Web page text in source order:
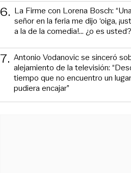
6. La Firme con Lorena Bosch:
señor en la feria me dijo ‘oiga,
a la de la comedia!... ¿o es
7. Antonio Vodanovic se sinceró
alejamiento de la televisión:
tiempo que no encuentro un
pudiera encajar”